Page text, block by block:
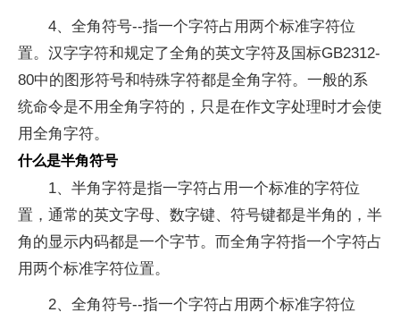
4、全角符号--指一个字符占用两个标准字符位
置。汉字字符和规定了全角的英文字符及国标GB2312-
80中的图形符号和特殊字符都是全角字符。一般的系
统命令是不用全角字符的，只是在作文字处理时才会使
用全角字符。
什么是半角符号
1、半角字符是指一字符占用一个标准的字符位
置，通常的英文字母、数字键、符号键都是半角的，半
角的显示内码都是一个字节。而全角字符指一个字符占
用两个标准字符位置。
2、全角符号--指一个字符占用两个标准字符位